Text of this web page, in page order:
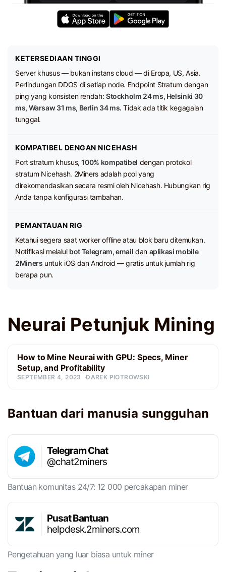
KETERSEDIAAN TINGGI
Server khusus — bukan instans cloud — di Eropa, US, Asia.
Perlindungan DDOS di setiap node. Endpoint Stratum dengan
ping yang konsisten rendah: Stockholm 24 ms, Helsinki 30
ms, Warsaw 31 ms, Berlin 34 ms. Tidak ada titik kegagalan
tunggal.
KOMPATIBEL DENGAN NICEHASH
Port stratum khusus,100% kompatibel dengan protokol
stratum Nicehash. 2Miners adalah pool yang
direkomendasikan secara resmi oleh Nicehash. Hubungkan rig
Anda tanpa konfigurasi tambahan.
PEMANTAUAN RIG
Ketahui segera saat worker offline atau blok baru ditemukan.
Notifikasi melalui bot Telegram, email dan aplikasi mobile
2Miners untuk iOS dan Android — gratis untuk jumlah rig
berapa pun.
Neurai Petunjuk Mining
How to Mine Neurai with GPU: Specs, Miner
Setup, and Profitability
SEPTEMBER 4, 2023 DAREK PIOTROWSKI
Bantuan dari manusia sungguhan
Telegram Chat
@chat2miners
Bantuan komunitas 24/7: 12 000 percakapan miner
Pusat Bantuan
helpdesk.2miners.com
Pengetahuan yang luar biasa untuk miner